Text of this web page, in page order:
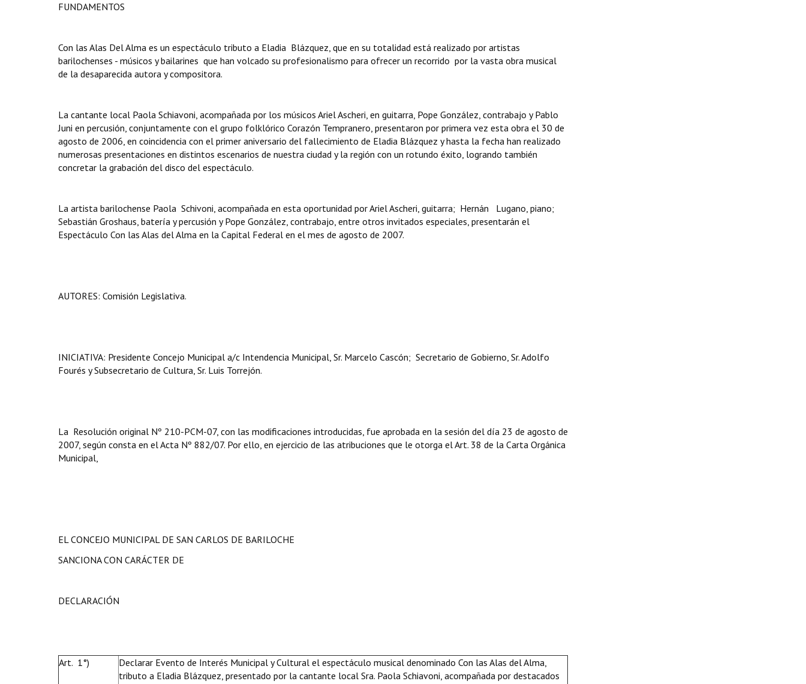
FUNDAMENTOS
Con las Alas Del Alma es un espectáculo tributo a Eladia Blázquez, que en su totalidad está realizado por artistas
barilochenses - músicos y bailarines  que han volcado su profesionalismo para ofrecer un recorrido por la vasta obra musical
de la desaparecida autora y compositora.
La cantante local Paola Schiavoni, acompañada por los músicos Ariel Ascheri, en guitarra, Pope González, contrabajo y Pablo
Juni en percusión, conjuntamente con el grupo folklórico Corazón Tempranero, presentaron por primera vez esta obra el 30 de
agosto de 2006, en coincidencia con el primer aniversario del fallecimiento de Eladia Blázquez y hasta la fecha han realizado
numerosas presentaciones en distintos escenarios de nuestra ciudad y la región con un rotundo éxito, logrando también
concretar la grabación del disco del espectáculo.
La artista barilochense Paola Schivoni, acompañada en esta oportunidad por Ariel Ascheri, guitarra; Hernán Lugano, piano;
Sebastián Groshaus, batería y percusión y Pope González, contrabajo, entre otros invitados especiales, presentarán el
Espectáculo Con las Alas del Alma en la Capital Federal en el mes de agosto de 2007.
AUTORES: Comisión Legislativa.
INICIATIVA: Presidente Concejo Municipal a/c Intendencia Municipal, Sr. Marcelo Cascón; Secretario de Gobierno, Sr. Adolfo
Fourés y Subsecretario de Cultura, Sr. Luis Torrejón.
La Resolución original Nº 210-PCM-07, con las modificaciones introducidas, fue aprobada en la sesión del día 23 de agosto de
2007, según consta en el Acta Nº 882/07. Por ello, en ejercicio de las atribuciones que le otorga el Art. 38 de la Carta Orgánica
Municipal,
EL CONCEJO MUNICIPAL DE SAN CARLOS DE BARILOCHE
SANCIONA CON CARÁCTER DE
DECLARACIÓN
Art. 1°) Declarar Evento de Interés Municipal y Cultural el espectáculo musical denominado Con las Alas del Alma,
tributo a Eladia Blázquez, presentado por la cantante local Sra. Paola Schiavoni, acompañada por destacados